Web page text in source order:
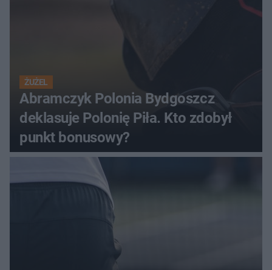
ŻUŻEL
Abramczyk Polonia Bydgoszcz
deklasuje Polonię Piła. Kto zdobył
punkt bonusowy?